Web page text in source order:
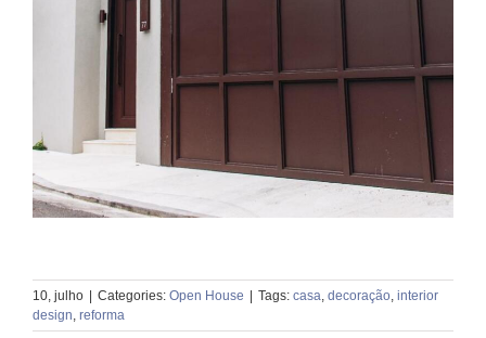
10, julho Categories: Open House Tags: casa, decoração, interior
design, reforma